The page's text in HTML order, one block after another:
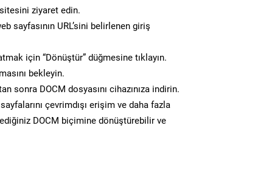
ziyaret edin.
sayfasının URL’sini belirlenen giriş
için “Dönüştür” düğmesine tıklayın.
bekleyin.
sonra DOCM dosyasını cihazınıza indirin.
çevrimdışı erişim ve daha fazla
DOCM biçimine dönüştürebilir ve